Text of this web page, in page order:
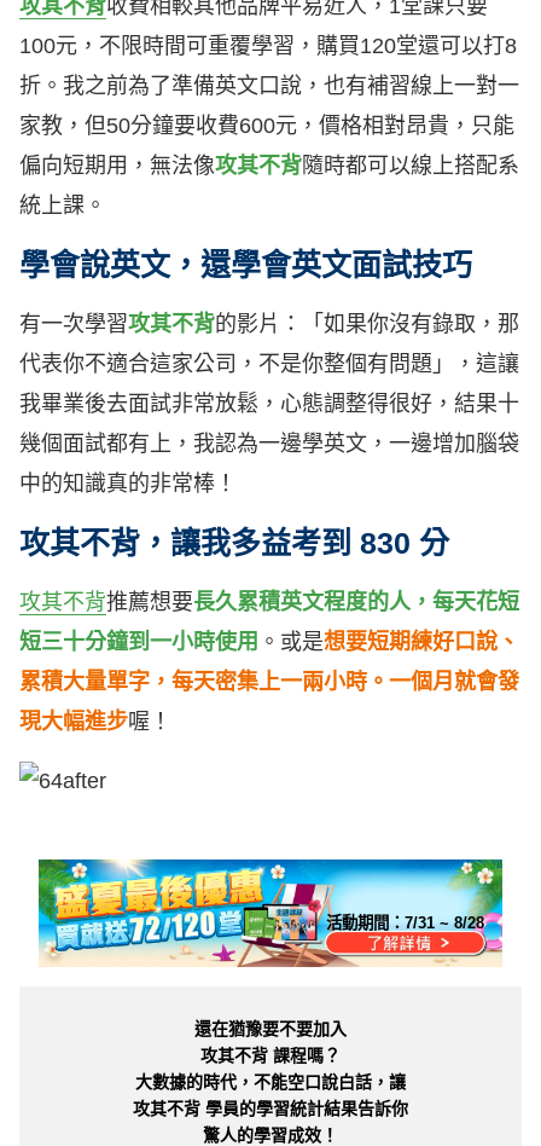
攻其不背收費相較其他品牌平易近人，1堂課只要
100元，不限時間可重覆學習，購買120堂還可以打8
折。我之前為了準備英文口說，也有補習線上一對一
家教，但50分鐘要收費600元，價格相對昂貴，只能
偏向短期用，無法像攻其不背隨時都可以線上搭配系
統上課。
學會說英文，還學會英文面試技巧
有一次學習攻其不背的影片：「如果你沒有錄取，那
代表你不適合這家公司，不是你整個有問題」，這讓
我畢業後去面試非常放鬆，心態調整得很好，結果十
幾個面試都有上，我認為一邊學英文，一邊增加腦袋
中的知識真的非常棒！
攻其不背，讓我多益考到 830 分
攻其不背推薦想要長久累積英文程度的人，每天花短
短三十分鐘到一小時使用 。或是想要短期練好口說、
累積大量單字，每天密集上一兩小時。一個月就會發
現大幅進步喔！
活動期間：7/31 ~ 8/28
還在猶豫要不要加入
攻其不背 課程嗎？
大數據的時代，不能空口說白話，讓
攻其不背 學員的學習統計結果告訴你
驚人的學習成效！